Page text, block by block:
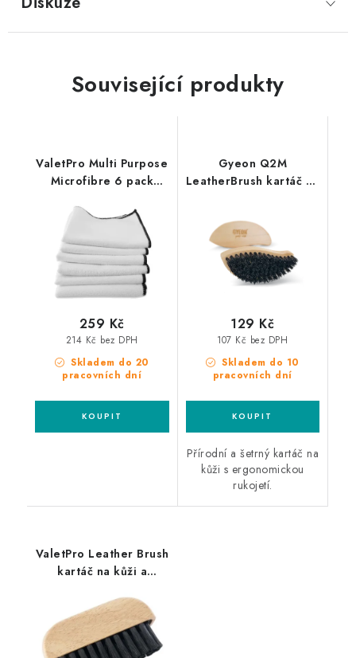
Související produkty
ValetPro Multi Purpose
Microfibre 6 pack
mikrovláknové utěrky
Skladem do 20
pracovních dní
214 Kč bez DPH
259 Kč
Gyeon Q2M
LeatherBrush kartáč na
Skladem do 10
pracovních dní
107 Kč bez DPH
129 Kč
Přírodní a šetrný kartáč na
kůži s ergonomickou
rukojetí.
ValetPro Leather Brush
kartáč na kůži a